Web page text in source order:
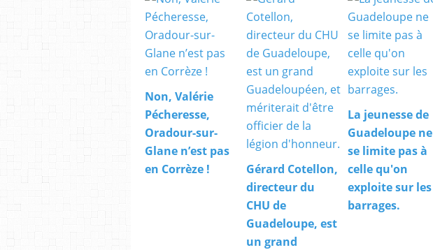
Non, Valérie
Pécheresse,
Oradour-sur-
Glane n’est pas
en Corrèze !
Gérard Cotellon,
directeur du
CHU de
Guadeloupe, est
un grand
La jeunesse de
Guadeloupe ne
se limite pas à
celle qu'on
exploite sur les
barrages.